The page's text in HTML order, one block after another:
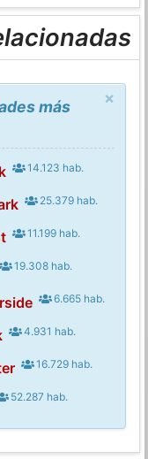
×
más
14.123 hab.
25.379 hab.
11.199 hab.
19.308 hab.
6.665 hab.
4.931 hab.
16.729 hab.
52.287 hab.